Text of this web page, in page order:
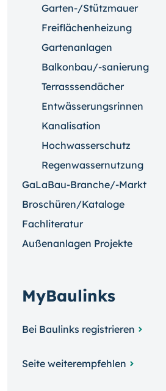
Garten-/Stützmauer
Freiflächenheizung
Gartenanlagen
Balkonbau/-sanierung
Terrasssendächer
Entwässerungsrinnen
Kanalisation
Hochwasserschutz
Regenwassernutzung
GaLaBau-Branche/-Markt
Broschüren/Kataloge
Fachliteratur
Außenanlagen Projekte
MyBaulinks
Bei Baulinks registrieren
Seite weiterempfehlen